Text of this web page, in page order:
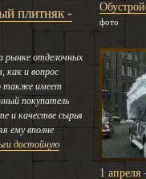
плитняк -
рынке отделочных
как и вопрос
также имеет
покупатель
и качестве сырья
ему вполне
достойную
фото
1